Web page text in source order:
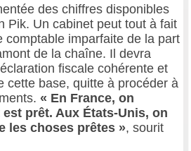
des chiffres disponibles
Pik. Un cabinet peut tout à fait
comptable imparfaite de la part
de la chaîne. Il devra
fiscale cohérente et
cette base, quitte à procéder à
« En France, on
prêt. Aux États-Unis, on
les choses prêtes », sourit